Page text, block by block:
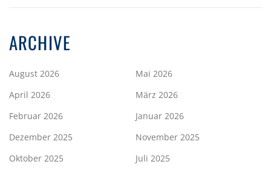
ARCHIVE
August 2026
Mai 2026
April 2026
März 2026
Februar 2026
Januar 2026
Dezember 2025
November 2025
Oktober 2025
Juli 2025